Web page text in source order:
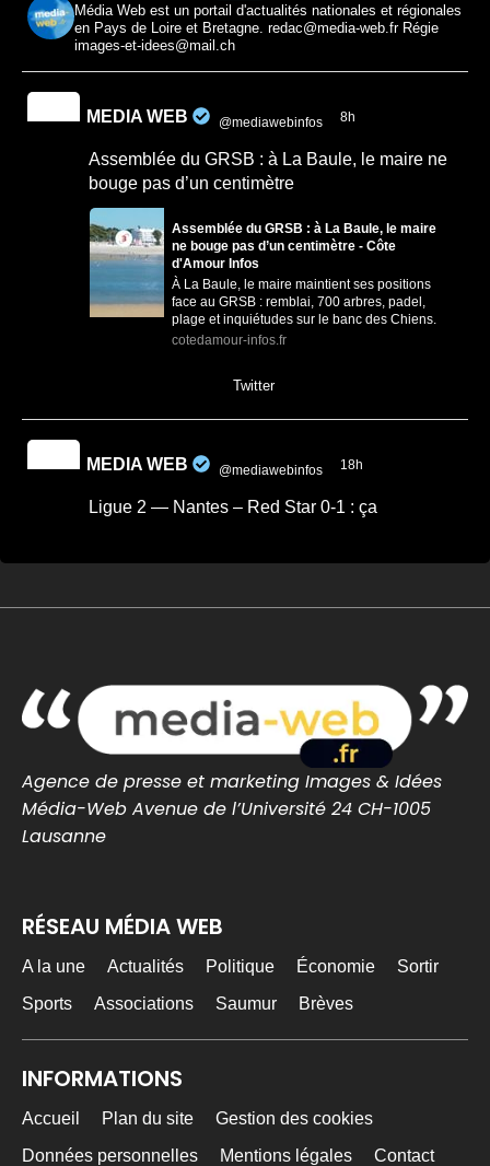
Média Web est un portail d'actualités nationales et régionales
en Pays de Loire et Bretagne. redac@media-web.fr Régie
images-et-idees@mail.ch
MEDIA WEB @mediawebinfos 8h
Assemblée du GRSB : à La Baule, le maire ne
bouge pas d’un centimètre
Assemblée du GRSB : à La Baule, le maire
ne bouge pas d’un centimètre - Côte
d'Amour Infos
À La Baule, le maire maintient ses positions
face au GRSB : remblai, 700 arbres, padel,
plage et inquiétudes sur le banc des Chiens.
cotedamour-infos.fr
Twitter
MEDIA WEB @mediawebinfos 18h
Ligue 2 — Nantes – Red Star 0-1 : ça
0 0 Twitter
MEDIA WEB @mediawebinfos 20h
FC Lorient – Angers : les Merlus s’inclinent en
en amical malgré une réaction en seconde
FC Lorient – Angers : les Merlus s’inclinent
2-1 en match amical à Inzinzac-Lochrist.
Résumé, buts et réacti...
@mediawebinfos ·
Agence de presse et marketing Images & Idées
Média-Web Avenue de l’Université 24 CH-1005
Lausanne
RÉSEAU MÉDIA WEB
A la une Actualités Politique Économie
Sortir
Sports
Associations Saumur Brèves
INFORMATIONS
Accueil Plan du site
Gestion des cookies
Données personnelles
Mentions légales Contact